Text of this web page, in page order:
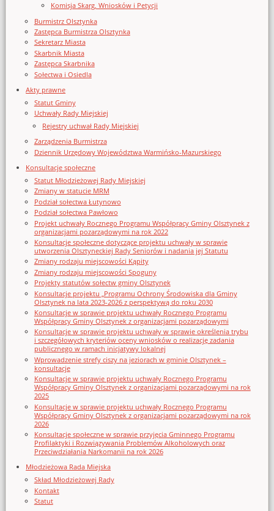
Komisja Skarg, Wniosków i Petycji
Burmistrz Olsztynka
Zastępca Burmistrza Olsztynka
Sekretarz Miasta
Skarbnik Miasta
Zastępca Skarbnika
Sołectwa i Osiedla
Akty prawne
Statut Gminy
Uchwały Rady Miejskiej
Rejestry uchwał Rady Miejskiej
Zarządzenia Burmistrza
Dziennik Urzędowy Województwa Warmińsko-Mazurskiego
Konsultacje społeczne
Statut Młodzieżowej Rady Miejskiej
Zmiany w statucie MRM
Podział sołectwa Łutynowo
Podział sołectwa Pawłowo
Projekt uchwały Rocznego Programu Współpracy Gminy Olsztynek z
organizacjami pozarządowymi na rok 2022
Konsultacje społeczne dotyczące projektu uchwały w sprawie
utworzenia Olsztyneckiej Rady Seniorów i nadania jej Statutu
Zmiany rodzaju miejscowości Kąpity
Zmiany rodzaju miejscowości Spoguny
Projekty statutów sołectw gminy Olsztynek
Konsultacje projektu „Programu Ochrony Środowiska dla Gminy
Olsztynek na lata 2023-2026 z perspektywą do roku 2030
Konsultacje w sprawie projektu uchwały Rocznego Programu
Współpracy Gminy Olsztynek z organizacjami pozarządowymi
Konsultacje w sprawie projektu uchwały w sprawie określenia trybu
i szczegółowych kryteriów oceny wniosków o realizację zadania
publicznego w ramach inicjatywy lokalnej
Wprowadzenie strefy ciszy na jeziorach w gminie Olsztynek –
konsultacje
Konsultacje w sprawie projektu uchwały Rocznego Programu
Współpracy Gminy Olsztynek z organizacjami pozarządowymi na rok
2025
Konsultacje w sprawie projektu uchwały Rocznego Programu
Współpracy Gminy Olsztynek z organizacjami pozarządowymi na rok
2026
Konsultacje społeczne w sprawie przyjęcia Gminnego Programu
Profilaktyki i Rozwiązywania Problemów Alkoholowych oraz
Przeciwdziałania Narkomanii na rok 2026
Młodzieżowa Rada Miejska
Skład Młodzieżowej Rady
Kontakt
Statut